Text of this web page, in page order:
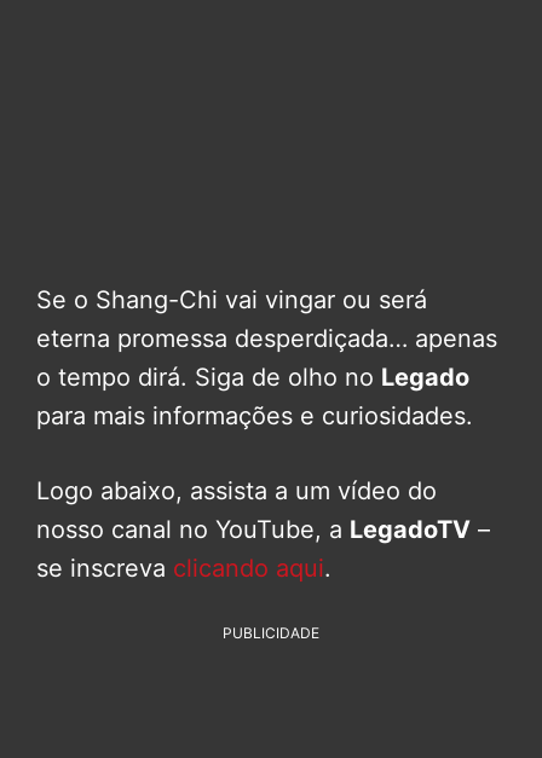
Se o Shang-Chi vai vingar ou será
eterna promessa desperdiçada… apenas
o tempo dirá. Siga de olho no Legado
para mais informações e curiosidades.
Logo abaixo, assista a um vídeo do
nosso canal no YouTube, a LegadoTV –
se inscreva clicando aqui.
PUBLICIDADE